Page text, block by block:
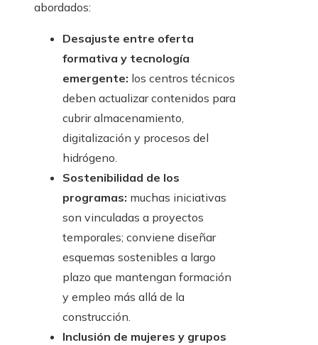
abordados:
Desajuste entre oferta
formativa y tecnología
emergente: los centros técnicos
deben actualizar contenidos para
cubrir almacenamiento,
digitalización y procesos del
hidrógeno.
Sostenibilidad de los
programas: muchas iniciativas
son vinculadas a proyectos
temporales; conviene diseñar
esquemas sostenibles a largo
plazo que mantengan formación
y empleo más allá de la
construcción.
Inclusión de mujeres y grupos